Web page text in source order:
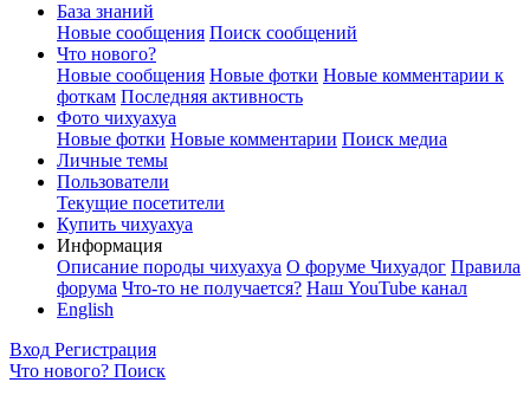
База знаний
Новые сообщения Поиск сообщений
Что нового?
Новые сообщения Новые фотки Новые комментарии к
фоткам Последняя активность
Фото чихуахуа
Новые фотки Новые комментарии Поиск медиа
Личные темы
Пользователи
Текущие посетители
Купить чихуахуа
Информация
Описание породы чихуахуа О форуме Чихуадог Правила
форума Что-то не получается? Наш YouTube канал
English
Вход Регистрация
Что нового? Поиск